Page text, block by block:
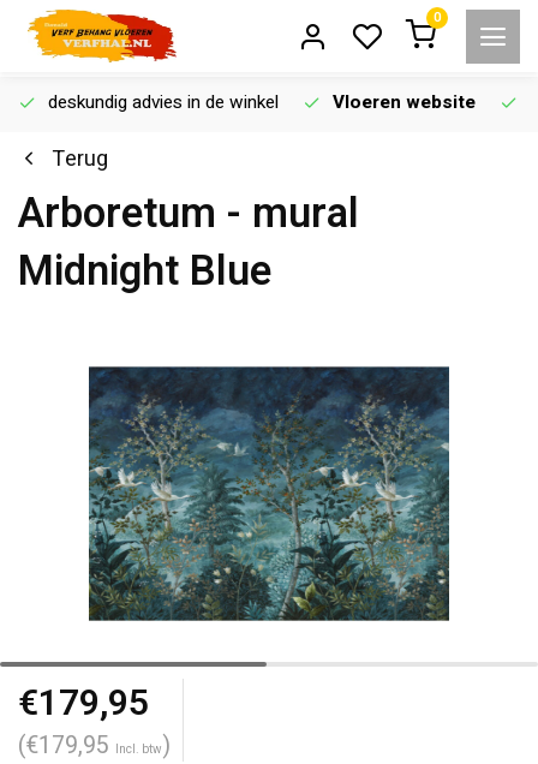
0
deskundig advies in de winkel Vloeren website
Terug
Arboretum - mural
Midnight Blue
€179,95
(€179,95 Incl. btw)